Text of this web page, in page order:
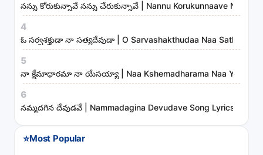
a
r
t
t
s
d
నన్ను కోరుకున్నావే నన్ను చేరుకున్నావే | Nannu Korukunnaave Nannu
4
ఓ సర్వశక్తుడా నా సత్యదేవుడా | O Sarvashakthudaa Naa
5
నా క్షేమాధారమా నా యేసయ్యా | Naa Kshemadharama Naa Yesayya
6
నమ్మదగిన దేవుడవే | Nammadagina Devudave Song Lyrics
⭐Most Popular